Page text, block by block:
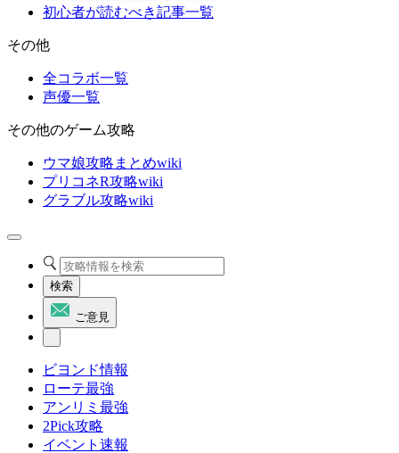
初心者が読むべき記事一覧
その他
全コラボ一覧
声優一覧
その他のゲーム攻略
ウマ娘攻略まとめwiki
プリコネR攻略wiki
グラブル攻略wiki
検索
ご意見
ビヨンド情報
ローテ最強
アンリミ最強
2Pick攻略
イベント速報